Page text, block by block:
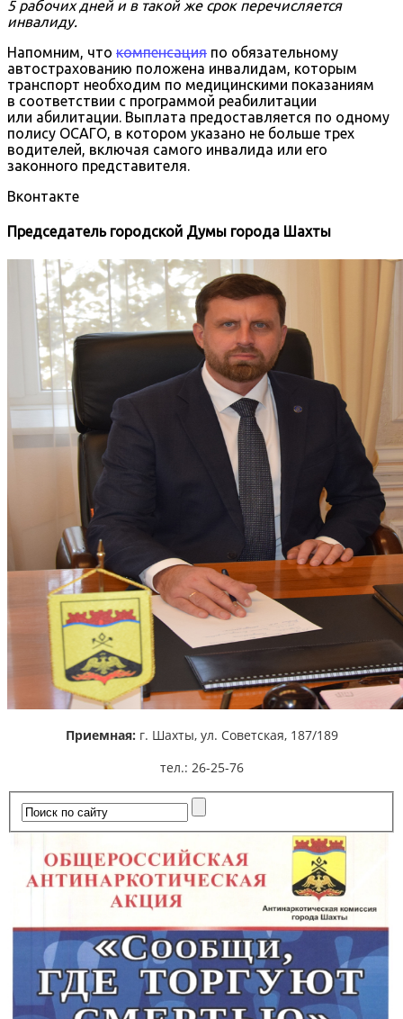
5 рабочих дней и в такой же срок перечисляется
инвалиду.
Напомним, что компенсация по обязательному
автострахованию положена инвалидам, которым
транспорт необходим по медицинскими показаниям
в соответствии с программой реабилитации
или абилитации. Выплата предоставляется по одному
полису ОСАГО, в котором указано не больше трех
водителей, включая самого инвалида или его
законного представителя.
Вконтакте
Председатель городской Думы города Шахты
Приемная: г. Шахты, ул. Советская, 187/189
тел.: 26-25-76